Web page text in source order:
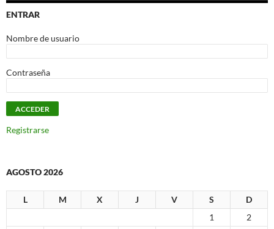
ENTRAR
Nombre de usuario
Contraseña
Registrarse
AGOSTO 2026
L M X J V S
D
1
2